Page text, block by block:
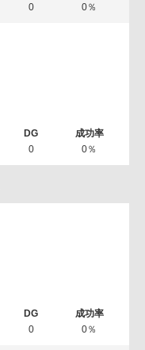
0 0％
0 0％
0 0％